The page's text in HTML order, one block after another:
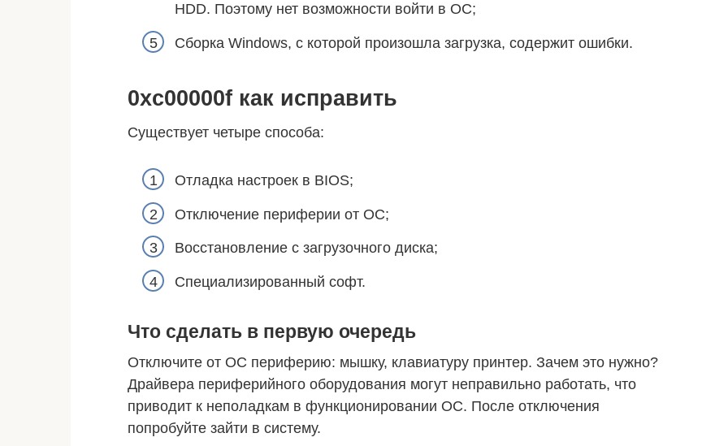
HDD. Поэтому нет возможности войти в ОС;
Сборка Windows, с которой произошла загрузка, содержит ошибки.
0xc00000f как исправить
Существует четыре способа:
Отладка настроек в BIOS;
Отключение периферии от ОС;
Восстановление с загрузочного диска;
Специализированный софт.
Что сделать в первую очередь
Отключите от ОС периферию: мышку, клавиатуру принтер. Зачем это нужно?
Драйвера периферийного оборудования могут неправильно работать, что
приводит к неполадкам в функционировании ОС. После отключения
попробуйте зайти в систему.